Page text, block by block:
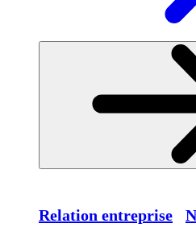
Relation entreprise